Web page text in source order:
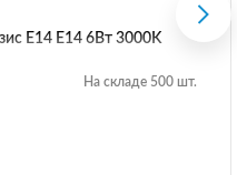
E14 E14 6Вт 3000K
На складе 500 шт.